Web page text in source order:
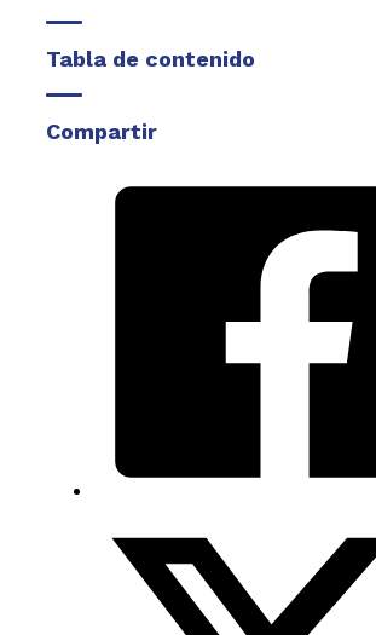
Tabla de contenido
Compartir